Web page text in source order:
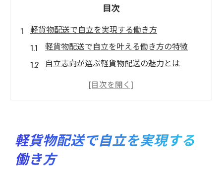
目次
軽貨物配送で自立を実現する働き方
軽貨物配送で自立を叶える働き方の特徴
自立志向が選ぶ軽貨物配送の魅力とは
軽貨物配送で実現する柔軟な働き方と自立
自立を目指すなら軽貨物配送が最適な理由
軽貨物配送が自立志向に最適な理由を解説
軽貨物配送で自立を実現する
働き方